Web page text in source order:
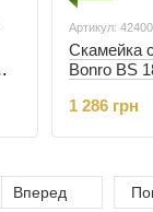
Артикул:
Скамейка
Bonro BS
1 286 грн
Вперед